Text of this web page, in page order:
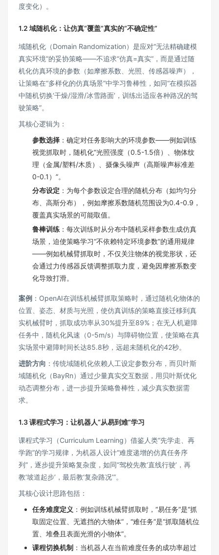
度变化）。
1.2 域随机化：让仿真“覆盖”真实的“不确定性”
域随机化（Domain Randomization）是应对“无法精确建模
真实环境”的妥协策略——不追求“仿真=真实”，而是通过随
机化仿真环境的参数（如摩擦系数、光照、传感器噪声），
让策略在“多样化的仿真场景”中学习鲁棒性，如同“在模拟器
中随机切换‘干燥/湿滑/冰雪路面’，训练出适应各种路况的驾
驶策略”。
其核心逻辑为：
参数选择 ：确定对任务影响大的环境参数——例如训练
视觉抓取时，随机化“光照强度（0.5-1.5倍）、物体纹
理（金属/塑料/木质）、摄像头噪声（高斯噪声标准差
0-0.1）”。
分布设定 ：为每个参数设定合理的随机分布（如均匀分
布、高斯分布），例如摩擦系数随机范围设为0.4-0.9，
覆盖真实场景的可能取值。
鲁棒训练 ：每次训练时从分布中随机采样参数生成仿真
场景，迫使策略学习“不依赖特定环境参数”的通用规律
——例如机械臂抓取时，不仅关注物体的视觉形状，还
会通过力传感器反馈调整抓取力度，避免因摩擦系数变
化导致打滑。
案例 ：OpenAI在训练机械臂抓取策略时，通过随机化物体的
位置、姿态、材质与光照，使仿真训练的策略直接迁移到真
实机械臂时，抓取成功率从30%提升至89%；在无人机避障
任务中，随机化风速（0-5m/s）与障碍物位置，使策略在真
实场景中避障时间长达85.8秒，远超未随机化的42秒。
进阶方向 ：传统域随机化依赖人工设定参数分布，而贝叶斯
域随机化（BayRn）通过少量真实交互数据，用贝叶斯优化
动态调整分布，进一步提升策略鲁棒性，减少真实数据需
求。
1.3 课程式学习：让机器人“从易到难”学习
课程式学习（Curriculum Learning）借鉴人类“先学走、再
学跑”的学习规律，为机器人设计“难度递增的仿真任务序
列”，逐步提升策略复杂度，如同“驾校先教‘直线行驶’，再
教‘坡道起步’，最后教‘复杂路况’”。
其核心设计思路包括：
任务难度定义 ：例如训练机械臂抓取时，“易任务”是“抓
取固定位置、无遮挡的大物体”，“难任务”是“抓取随机位
置、堆叠且表面光滑的小物体”。
课程切换机制 ：当机器人在当前难度任务的成功率超过